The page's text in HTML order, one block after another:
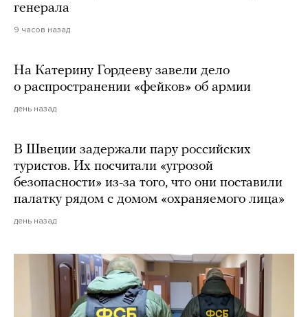
генерала
9 часов назад
На Катерину Гордееву завели дело
о распространении «фейков» об армии
день назад
В Швеции задержали пару российских
туристов. Их посчитали «угрозой
безопасности» из-за того, что они поставили
палатку рядом с домом «охраняемого лица»
день назад